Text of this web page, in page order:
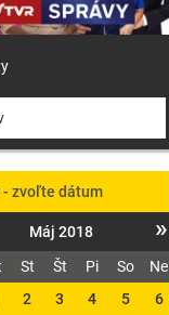
- zvoľte dátum
Máj 2018 »
St Št Pi So
Ne
2 3 4 5
6